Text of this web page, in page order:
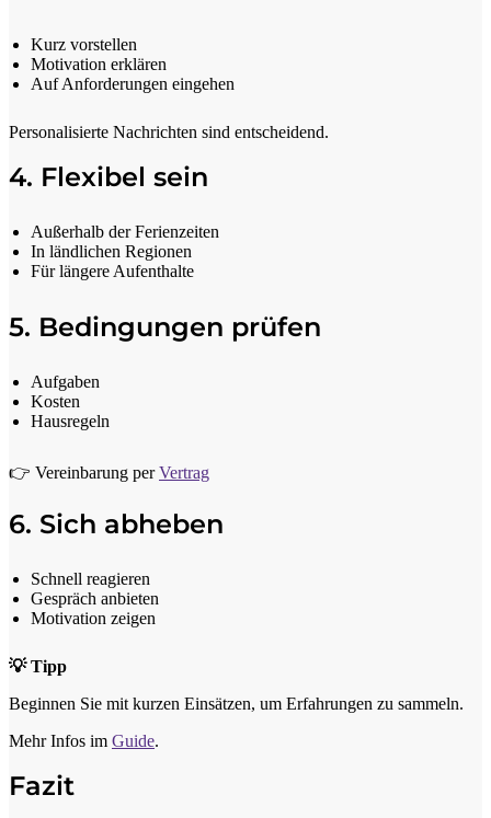
Kurz vorstellen
Motivation erklären
Auf Anforderungen eingehen
Personalisierte Nachrichten sind entscheidend.
4. Flexibel sein
Außerhalb der Ferienzeiten
In ländlichen Regionen
Für längere Aufenthalte
5. Bedingungen prüfen
Aufgaben
Kosten
Hausregeln
👉 Vereinbarung perVertrag
6. Sich abheben
Schnell reagieren
Gespräch anbieten
Motivation zeigen
💡 Tipp
Beginnen Sie mit kurzen Einsätzen, um Erfahrungen zu sammeln.
Mehr Infos im Guide.
Fazit